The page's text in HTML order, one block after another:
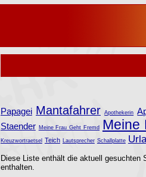
Papagei Mantafahrer Apothekerin
Staender Meine Frau Geht Fremd Meine
Kreuzwortraetsel Teich Lautsprecher Schallplatte
Diese Liste enthält die aktuell
enthalten.